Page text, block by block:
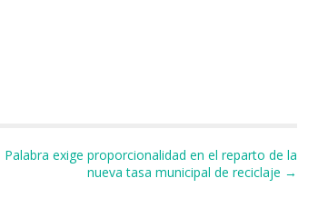
exige proporcionalidad en el reparto de la
nueva tasa municipal de reciclaje →